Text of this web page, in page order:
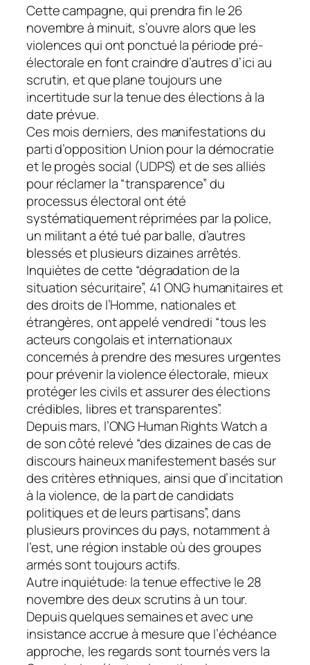
Cette campagne, qui prendra fin le 26
novembre à minuit, s’ouvre alors que les
violences qui ont ponctué la période pré-
électorale en font craindre d’autres d’ici au
scrutin, et que plane toujours une
incertitude sur la tenue des élections à la
date prévue.
Ces mois derniers, des manifestations du
parti d’opposition Union pour la démocratie
et le progès social (UDPS) et de ses alliés
pour réclamer la “transparence” du
processus électoral ont été
systématiquement réprimées par la police,
un militant a été tué par balle, d’autres
blessés et plusieurs dizaines arrêtés.
Inquiètes de cette “dégradation de la
situation sécuritaire”, 41 ONG humanitaires et
des droits de l’Homme, nationales et
étrangères, ont appelé vendredi “tous les
acteurs congolais et internationaux
concernés à prendre des mesures urgentes
pour prévenir la violence électorale, mieux
protéger les civils et assurer des élections
crédibles, libres et transparentes”.
Depuis mars, l’ONG Human Rights Watch a
de son côté relevé “des dizaines de cas de
discours haineux manifestement basés sur
des critères ethniques, ainsi que d’incitation
à la violence, de la part de candidats
politiques et de leurs partisans”, dans
plusieurs provinces du pays, notamment à
l’est, une région instable où des groupes
armés sont toujours actifs.
Autre inquiétude: la tenue effective le 28
novembre des deux scrutins à un tour.
Depuis quelques semaines et avec une
insistance accrue à mesure que l’échéance
approche, les regards sont tournés vers la